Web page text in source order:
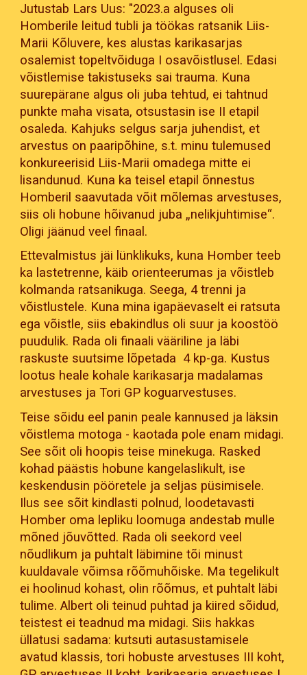
Jutustab Lars Uus: "2023.a alguses oli
Homberile leitud tubli ja töökas ratsanik Liis-
Marii Kõluvere, kes alustas karikasarjas
osalemist topeltvõiduga I osavõistlusel. Edasi
võistlemise takistuseks sai trauma. Kuna
suurepärane algus oli juba tehtud, ei tahtnud
punkte maha visata, otsustasin ise II etapil
osaleda. Kahjuks selgus sarja juhendist, et
arvestus on paaripõhine, s.t. minu tulemused
konkureerisid Liis-Marii omadega mitte ei
lisandunud. Kuna ka teisel etapil õnnestus
Homberil saavutada võit mõlemas arvestuses,
siis oli hobune hõivanud juba „nelikjuhtimise“.
Oligi jäänud veel finaal.
Ettevalmistus jäi lünklikuks, kuna Homber teeb
ka lastetrenne, käib orienteerumas ja võistleb
kolmanda ratsanikuga. Seega, 4 trenni ja
võistlustele. Kuna mina igapäevaselt ei ratsuta
ega võistle, siis ebakindlus oli suur ja koostöö
puudulik. Rada oli finaali vääriline ja läbi
raskuste suutsime lõpetada 4 kp-ga. Kustus
lootus heale kohale karikasarja madalamas
arvestuses ja Tori GP koguarvestuses.
Teise sõidu eel panin peale kannused ja läksin
võistlema motoga - kaotada pole enam midagi.
See sõit oli hoopis teise minekuga. Rasked
kohad päästis hobune kangelaslikult, ise
keskendusin pööretele ja seljas püsimisele.
Ilus see sõit kindlasti polnud, loodetavasti
Homber oma lepliku loomuga andestab mulle
mõned jõuvõtted. Rada oli seekord veel
nõudlikum ja puhtalt läbimine tõi minust
kuuldavale võimsa rõõmuhõiske. Ma tegelikult
ei hoolinud kohast, olin rõõmus, et puhtalt läbi
tulime. Albert oli teinud puhtad ja kiired sõidud,
teistest ei teadnud ma midagi. Siis hakkas
üllatusi sadama: kutsuti autasustamisele
avatud klassis, tori hobuste arvestuses III koht,